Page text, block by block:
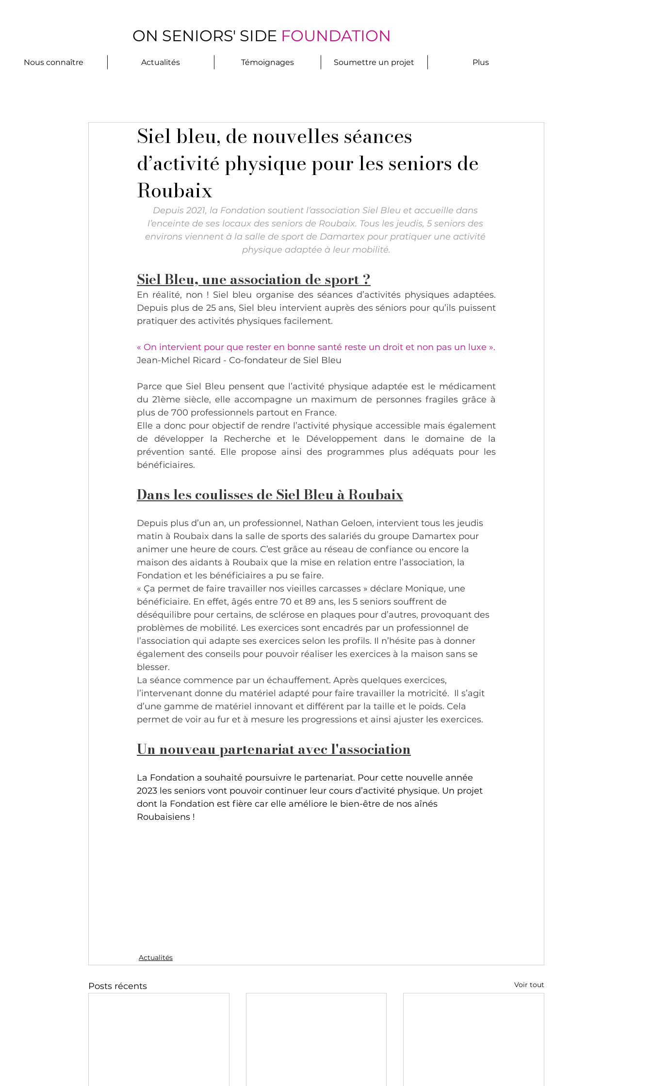
ON SENIORS' SIDE FOUNDATION
Nous connaître Actualités Témoignages Soumettre un projet Plus
Siel bleu, de nouvelles séances
d’activité physique pour les seniors de
Roubaix
Depuis 2021, la Fondation soutient l’association Siel Bleu et accueille dans
l’enceinte de ses locaux des seniors de Roubaix. Tous les jeudis, 5 seniors des
environs viennent à la salle de sport de Damartex pour pratiquer une activité
physique adaptée à leur mobilité.
Siel Bleu, une association de sport ?
En réalité, non ! Siel bleu organise des séances d’activités physiques adaptées.
Depuis plus de 25 ans, Siel bleu intervient auprès des séniors pour qu’ils puissent
pratiquer des activités physiques facilement.
« On intervient pour que rester en bonne santé reste un droit et non pas un luxe ».
Jean-Michel Ricard - Co-fondateur de Siel Bleu
Parce que Siel Bleu pensent que l’activité physique adaptée est le médicament
du 21ème siècle, elle accompagne un maximum de personnes fragiles grâce à
plus de 700 professionnels partout en France.
Elle a donc pour objectif de rendre l’activité physique accessible mais également
de développer la Recherche et le Développement dans le domaine de la
prévention santé. Elle propose ainsi des programmes plus adéquats pour les
bénéficiaires.
Dans les coulisses de Siel Bleu à Roubaix
Depuis plus d’un an, un professionnel, Nathan Geloen, intervient tous les jeudis
matin à Roubaix dans la salle de sports des salariés du groupe Damartex pour
animer une heure de cours. C’est grâce au réseau de confiance ou encore la
maison des aidants à Roubaix que la mise en relation entre l’association, la
Fondation et les bénéficiaires a pu se faire.
« Ça permet de faire travailler nos vieilles carcasses » déclare Monique, une
bénéficiaire. En effet, âgés entre 70 et 89 ans, les 5 seniors souffrent de
déséquilibre pour certains, de sclérose en plaques pour d’autres, provoquant des
problèmes de mobilité. Les exercices sont encadrés par un professionnel de
l’association qui adapte ses exercices selon les profils. Il n’hésite pas à donner
également des conseils pour pouvoir réaliser les exercices à la maison sans se
blesser.
La séance commence par un échauffement. Après quelques exercices,
l’intervenant donne du matériel adapté pour faire travailler la motricité.  Il s’agit
d’une gamme de matériel innovant et différent par la taille et le poids. Cela
permet de voir au fur et à mesure les progressions et ainsi ajuster les exercices.
Un nouveau partenariat avec l'association
La Fondation a souhaité poursuivre le partenariat. Pour cette nouvelle année
2023 les seniors vont pouvoir continuer leur cours d’activité physique. Un projet
dont la Fondation est fière car elle améliore le bien-être de nos aînés
Roubaisiens !
Actualités
Posts récents Voir tout